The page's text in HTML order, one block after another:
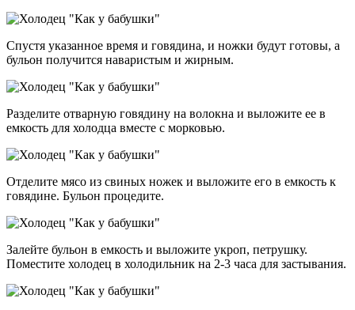
Спустя указанное время и говядина, и ножки будут готовы, а
бульон получится наваристым и жирным.
Разделите отварную говядину на волокна и выложите ее в
емкость для холодца вместе с морковью.
Отделите мясо из свиных ножек и выложите его в емкость к
говядине. Бульон процедите.
Залейте бульон в емкость и выложите укроп, петрушку.
Поместите холодец в холодильник на 2-3 часа для застывания.